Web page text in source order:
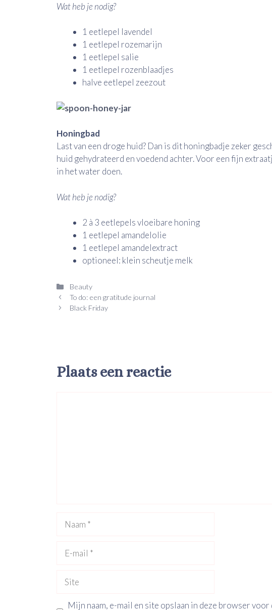
Wat heb je nodig?
1 eetlepel lavendel
1 eetlepel rozemarijn
1 eetlepel salie
1 eetlepel rozenblaadjes
halve eetlepel zeezout
Honingbad
Last van een droge huid? Dan is dit honingbadje zeker
huid gehydrateerd en voedend achter. Voor een fijn
in het water doen.
Wat heb je nodig?
2 à 3 eetlepels vloeibare honing
1 eetlepel amandelolie
1 eetlepel amandelextract
optioneel: klein scheutje melk
Categorieën
Beauty
To do: een gratitude journal
Black Friday
Plaats een reactie
mail
Mijn naam, e-mail en site opslaan in deze browser